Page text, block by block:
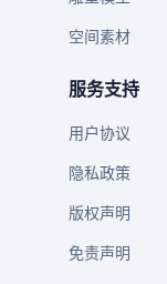
空间素材
服务支持
用户协议
隐私政策
版权声明
免责声明